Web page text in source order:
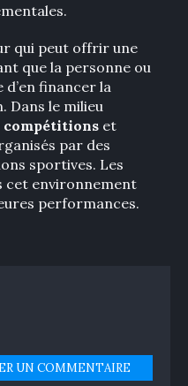
qui peut offrir une
que la personne ou
financer la
Dans le milieu
compétitions et
par des
sportives. Les
cet environnement
performances.
UN COMMENTAIRE